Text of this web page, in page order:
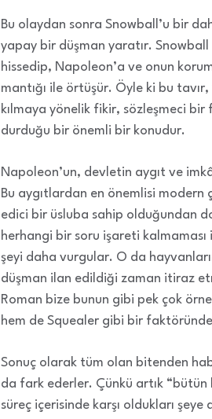
Bu olaydan sonra Snowball’u bir
yapay bir düşman yaratır.
hissedip, Napoleon’a ve onun
mantığı ile örtüşür. Öyle ki bu
kılmaya yönelik fikir, sözleşmeci
durduğu bir önemli bir konudur.
Napoleon’un, devletin aygıt ve
Bu aygıtlardan en önemlisi modern
edici bir üsluba sahip olduğundan
herhangi bir soru işareti
şeyi daha vurgular. O da
düşman ilan edildiği zaman itiraz
Roman bize bunun gibi pek çok
hem de Squealer gibi bir
Sonuç olarak tüm olan bitenden
da fark ederler. Çünkü artık
süreç içerisinde karşı oldukları şeye